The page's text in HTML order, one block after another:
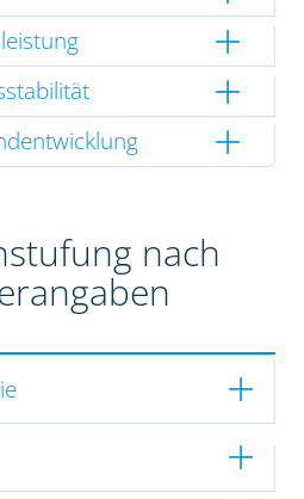
nach